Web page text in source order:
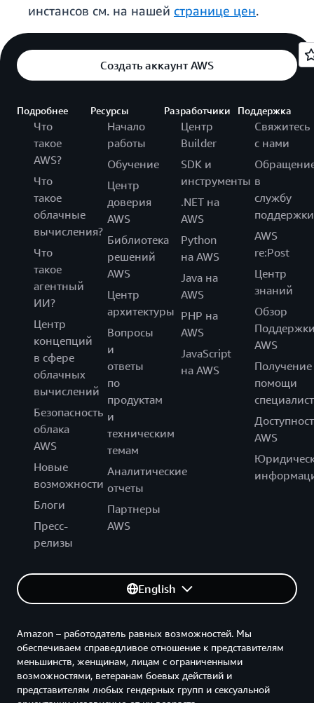
инстансов см. на нашей странице цен.
Создать аккаунт AWS
Подробнее
Что
такое
AWS?
Что
такое
облачные
вычисления?
Что
такое
агентный
ИИ?
Центр
концепций
в сфере
облачных
вычислений
Безопасность
облака
AWS
Новые
возможности
Блоги
Пресс-
релизы
Ресурсы
Начало
работы
Обучение
Центр
доверия
AWS
Библиотека
решений
AWS
Центр
архитектуры
Вопросы
и
ответы
по
продуктам
и
техническим
темам
Аналитические
отчеты
Партнеры
AWS
Разработчики
Центр
Builder
SDK и
инструменты
.NET на
AWS
Python
на AWS
Java на
AWS
PHP на
AWS
JavaScript
на AWS
Поддержка
Свяжитесь
с нами
в
службу
поддержки
AWS
re:Post
Центр
знаний
Обзор
AWS
Получение
помощи
AWS
English
Amazon – работодатель равных возможностей. Мы
обеспечиваем справедливое отношение к представителям
меньшинств, женщинам, лицам с ограниченными
возможностями, ветеранам боевых действий и
представителям любых гендерных групп и сексуальной